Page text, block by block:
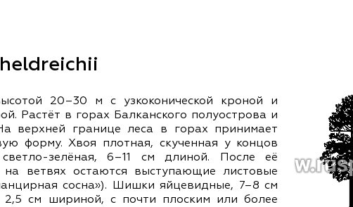
20–30 м с узкоконической кроной и
Растёт в горах Балканского полуострова и
верхней границе леса в горах принимает
форму. Хвоя плотная, скученная у концов
светло-зелёная, 6–11 см длиной. После её
на ветвях остаются выступающие листовые
сосна»). Шишки яйцевидные, 7–8 см
см шириной, с почти плоским или более